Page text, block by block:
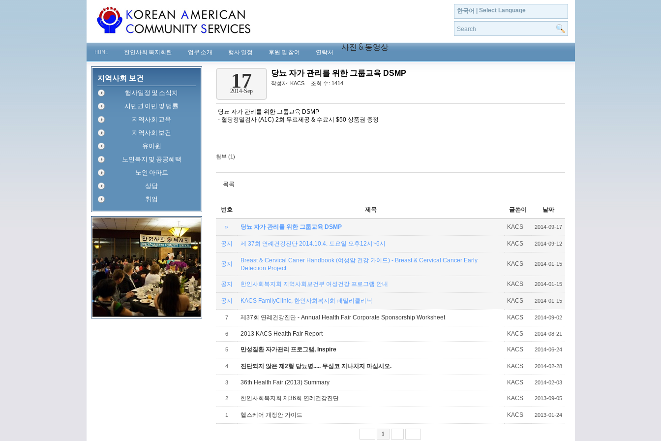
한국어 | Select Language
HOME 한인사회 복지회란 업무 소개 행사 일정 후원 및 참여 연락처
사진 & 동영상
지역사회 보건
행사일정 및 소식지
시민권 이민 및 법률
지역사회 교육
지역사회 보건
유아원
노인복지 및 공공혜택
노인 아파트
상담
취업
17
2014-Sep
당뇨 자가 관리를 위한 그룹교육 DSMP
작성자: KACS 조회 수: 1414
당뇨 자가 관리를 위한 그룹교육 DSMP
- 혈당정밀검사 (A1C) 2회 무료제공 & 수료시 $50 상품권 증정
첨부 (1)
목록
번호 제목 글쓴이 날짜
» 당뇨 자가 관리를 위한 그룹교육 DSMP KACS 2014-09-17
공지 제 37회 연례건강진단 2014.10.4. 토요일 오후12시~6시 KACS 2014-09-12
공지
Breast & Cervical Caner Handbook (여성암 건강 가이드) - Breast & Cervical Cancer Early
Detection Project
KACS 2014-01-15
공지 한인사회복지회 지역사회보건부 여성건강 프로그램 안내 KACS 2014-01-15
공지 KACS FamilyClinic, 한인사회복지회 패밀리클리닉 KACS 2014-01-15
7 제37회 연례건강진단 - Annual Health Fair Corporate Sponsorship Worksheet KACS 2014-09-02
6 2013 KACS Health Fair Report KACS 2014-08-21
5 만성질환 자가관리 프로그램, Inspire KACS 2014-06-24
4 진단되지 않은 제2형 당뇨병..... 무심코 지나치지 마십시오. KACS 2014-02-28
3 36th Health Fair (2013) Summary KACS 2014-02-03
2 한인사회복지회 제36회 연례건강진단 KACS 2013-09-05
1 헬스케어 개정안 가이드 KACS 2013-01-24
1